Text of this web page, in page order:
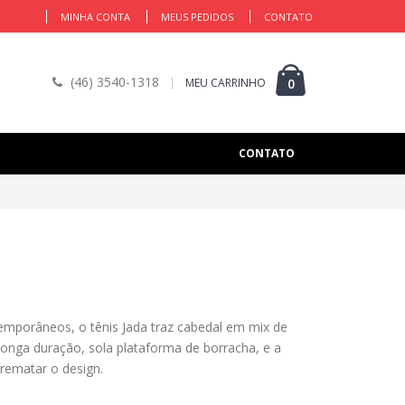
MINHA CONTA MEUS PEDIDOS CONTATO
(46) 3540-1318 MEU CARRINHO 0
CONTATO
o tênis Jada traz cabedal em mix de
duração, sola plataforma de borracha, e a
o design.